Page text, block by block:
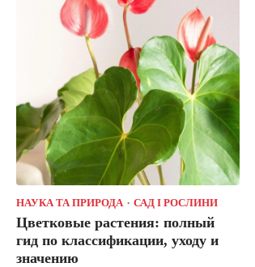
НАУКА ТА ПРИРОДА САД І РОСЛИНИ
Цветковые растения: полный
гид по классификации, уходу и
значению